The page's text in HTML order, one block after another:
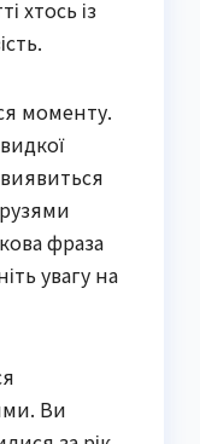
хтось із
моменту.
фраза
увагу на
Ви